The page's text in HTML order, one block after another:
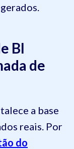
BI
de
a base
reais. Por
do